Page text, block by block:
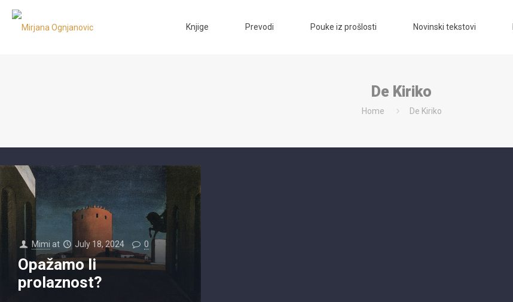
Knjige Prevodi Pouke iz prošlosti Novinski tekstovi
De Kiriko
Home De Kiriko
Mimi at July 18, 2024 0
Opažamo li
prolaznost?